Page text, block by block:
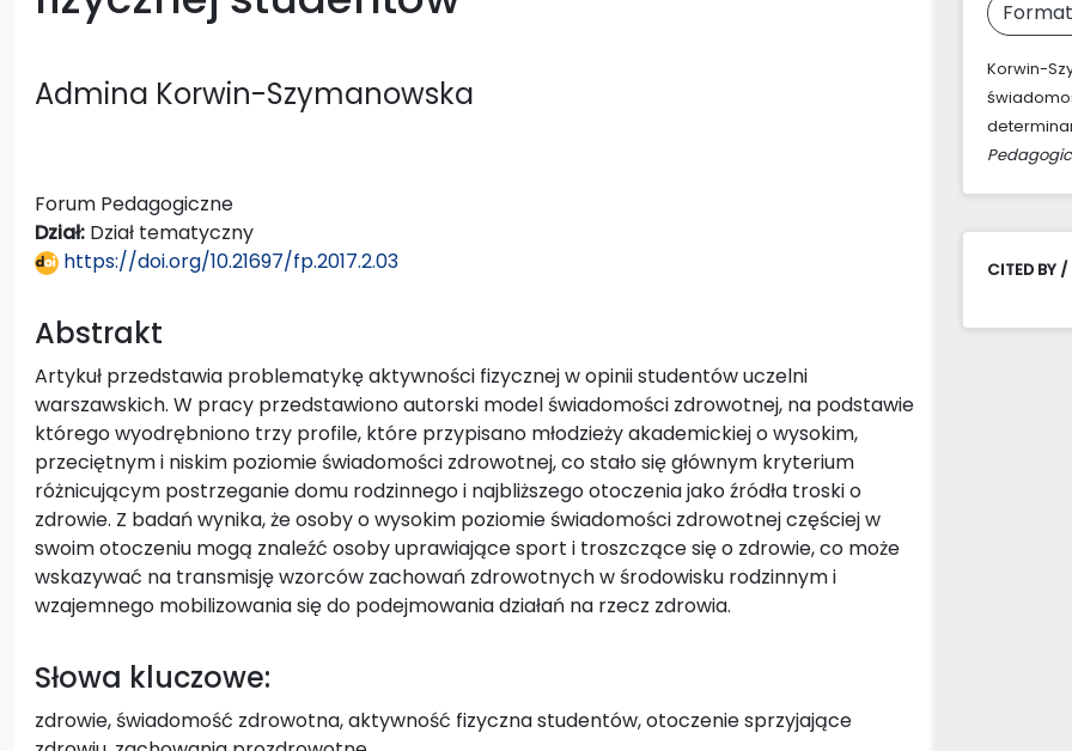
Admina Korwin-Szymanowska
Forum Pedagogiczne
Dział: Dział tematyczny
https://doi.org/10.21697/fp.2017.2.03
Abstrakt
Artykuł przedstawia problematykę aktywności fizycznej w opinii studentów uczelni
warszawskich. W pracy przedstawiono autorski model świadomości zdrowotnej, na podstawie
którego wyodrębniono trzy profile, które przypisano młodzieży akademickiej o wysokim,
przeciętnym i niskim poziomie świadomości zdrowotnej, co stało się głównym kryterium
różnicującym postrzeganie domu rodzinnego i najbliższego otoczenia jako źródła troski o
zdrowie. Z badań wynika, że osoby o wysokim poziomie świadomości zdrowotnej częściej w
swoim otoczeniu mogą znaleźć osoby uprawiające sport i troszczące się o zdrowie, co może
wskazywać na transmisję wzorców zachowań zdrowotnych w środowisku rodzinnym i
wzajemnego mobilizowania się do podejmowania działań na rzecz zdrowia.
Słowa kluczowe:
zdrowie, świadomość zdrowotna, aktywność fizyczna studentów, otoczenie sprzyjające
Korwin-
CITED BY /